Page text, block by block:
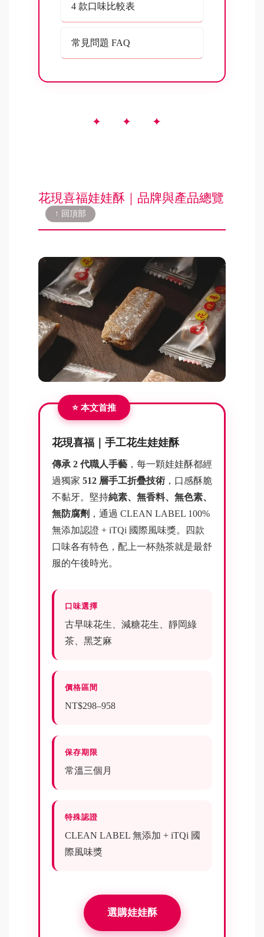
4 款口味比較表
常見問題 FAQ
花現喜福娃娃酥｜品牌與產品總覽
↑ 回頂部
花現喜福｜手工花生娃娃酥
傳承 2 代職人手藝 ，每一顆娃娃酥都經
過獨家 512 層手工折疊技術 ，口感酥脆
不黏牙。堅持純素、無香料、無色素、
無防腐劑 ，通過 CLEAN LABEL 100%
無添加認證 + iTQi 國際風味獎。四款
口味各有特色，配上一杯熱茶就是最舒
服的午後時光。
口味選擇
古早味花生、減糖花生、靜岡綠
茶、黑芝麻
價格區間
NT$298–958
保存期限
常溫三個月
特殊認證
CLEAN LABEL 無添加 + iTQi 國
際風味獎
選購娃娃酥